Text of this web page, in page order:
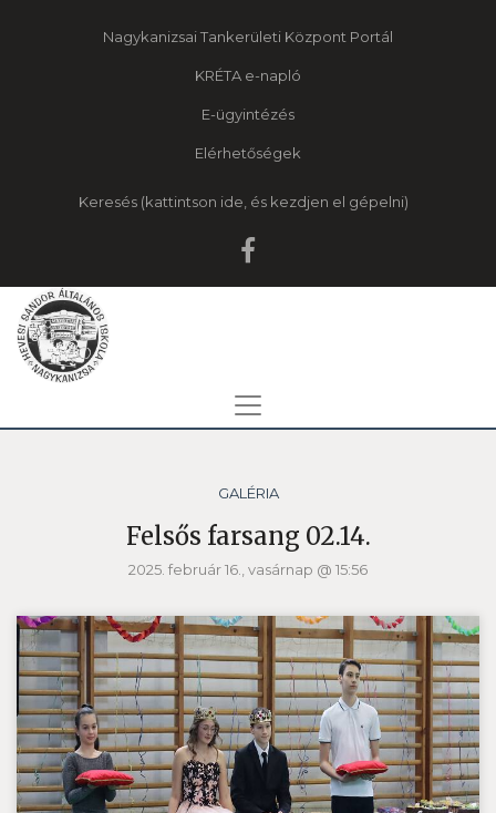
Nagykanizsai Tankerületi Központ Portál
KRÉTA e-napló
E-ügyintézés
Elérhetőségek
Keresés
GALÉRIA
Felsős farsang 02.14.
2025. február 16., vasárnap @ 15:56